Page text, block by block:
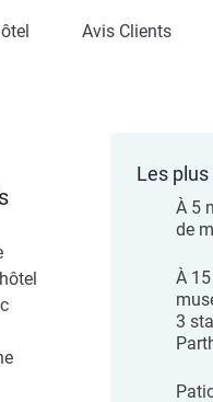
Avis Clients
Les plus
À 5
de
À
3